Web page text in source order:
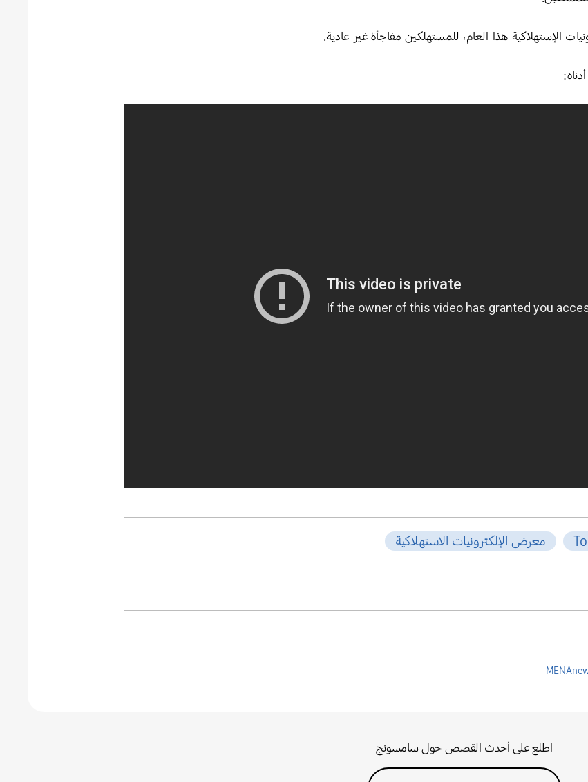
هذا العام، للمستهلكين مفاجأة غير عادية.
معرض الإلكترونيات الاستهلاكية
اطلع على أحدث القصص حول سامسونج